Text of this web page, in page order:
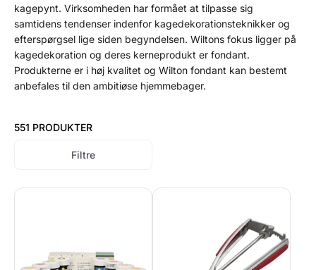
kagepynt. Virksomheden har formået at tilpasse sig
samtidens tendenser indenfor kagedekorationsteknikker og
efterspørgsel lige siden begyndelsen. Wiltons fokus ligger på
kagedekoration og deres kerneprodukt er fondant.
Produkterne er i høj kvalitet og Wilton fondant kan bestemt
anbefales til den ambitiøse hjemmebager.
551 PRODUKTER
Filtre